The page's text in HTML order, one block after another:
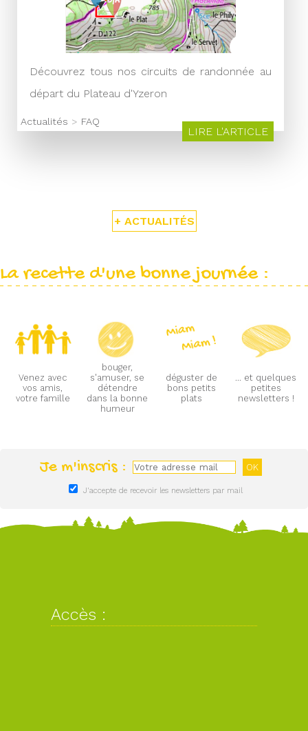
Découvrez tous nos circuits de randonnée au
départ du Plateau d'Yzeron
Actualités > FAQ
LIRE L'ARTICLE
+ ACTUALITÉS
La recette d'une bonne journée :
Venez avec
vos amis,
votre famille
bouger,
s'amuser, se
détendre
dans la bonne
humeur
déguster de
bons petits
plats
... et quelques
petites
newsletters !
Je m'inscris :
J'accepte de recevoir les newsletters par mail
Accès :